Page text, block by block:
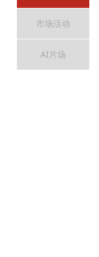
市场活动
AI片场